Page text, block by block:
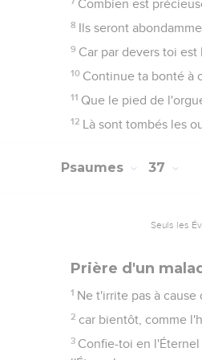
Combien est
8 Ils seront
9 Car par devers toi
10 Continue ta bonté à
11 Que le pied de
12 Là sont tombés les
Psaumes 37
Seuls les
Prière d'un
1 Ne t'irrite pas à
2 car bientôt, comme
3 Confie-toi en